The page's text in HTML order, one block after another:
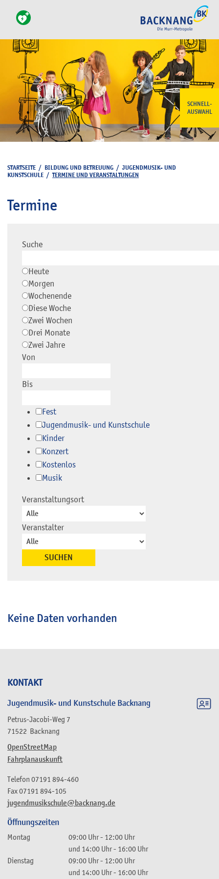
SCHNELL-
AUSWAHL
KONTAKT
Jugendmusik- und Kunstschule Backnang
Petrus-Jacobi-Weg 7
71522 Backnang
OpenStreetMap
Fahrplanauskunft
jugendmusikschule@backnang.de
Telefon 07191 894-460
Fax07191 894-105
Öffnungszeiten
Montag 09:00 Uhr- 12:00 Uhr
und 14:00 Uhr- 16:00 Uhr
Dienstag
09:00 Uhr- 12:00 Uhr
und 14:00 Uhr- 16:00 Uhr
STARTSEITE / BILDUNG UND BETREUUNG /JUGENDMUSIK- UND
KUNSTSCHULE /TERMINE UND VERANSTALTUNGEN
Termine
Suche
Heute
Morgen
Wochenende
Diese Woche
Zwei Wochen
Drei Monate
Zwei Jahre
Von
Bis
Fest
Jugendmusik- und Kunstschule
Kinder
Konzert
Kostenlos
Musik
Veranstaltungsort
Veranstalter
Keine Daten vorhanden